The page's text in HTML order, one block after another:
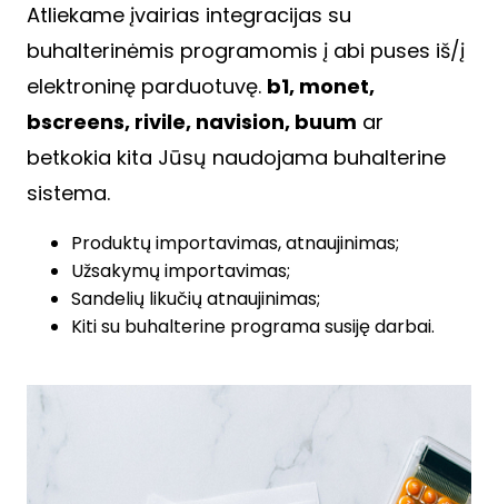
Atliekame įvairias integracijas su
buhalterinėmis programomis į abi puses iš/į
elektroninę parduotuvę. b1, monet,
bscreens, rivile, navision, buum ar
betkokia kita Jūsų naudojama buhalterine
sistema.
Produktų importavimas, atnaujinimas;
Užsakymų importavimas;
Sandelių likučių atnaujinimas;
Kiti su buhalterine programa susiję darbai.